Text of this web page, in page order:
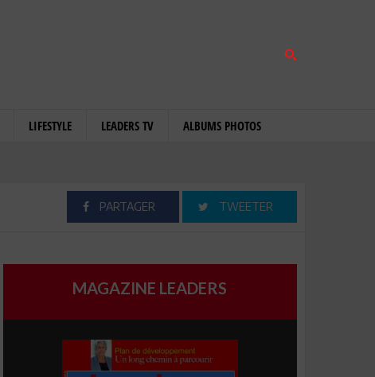
LIFESTYLE LEADERS TV ALBUMS PHOTOS
PARTAGER TWEETER
MAGAZINE LEADERS